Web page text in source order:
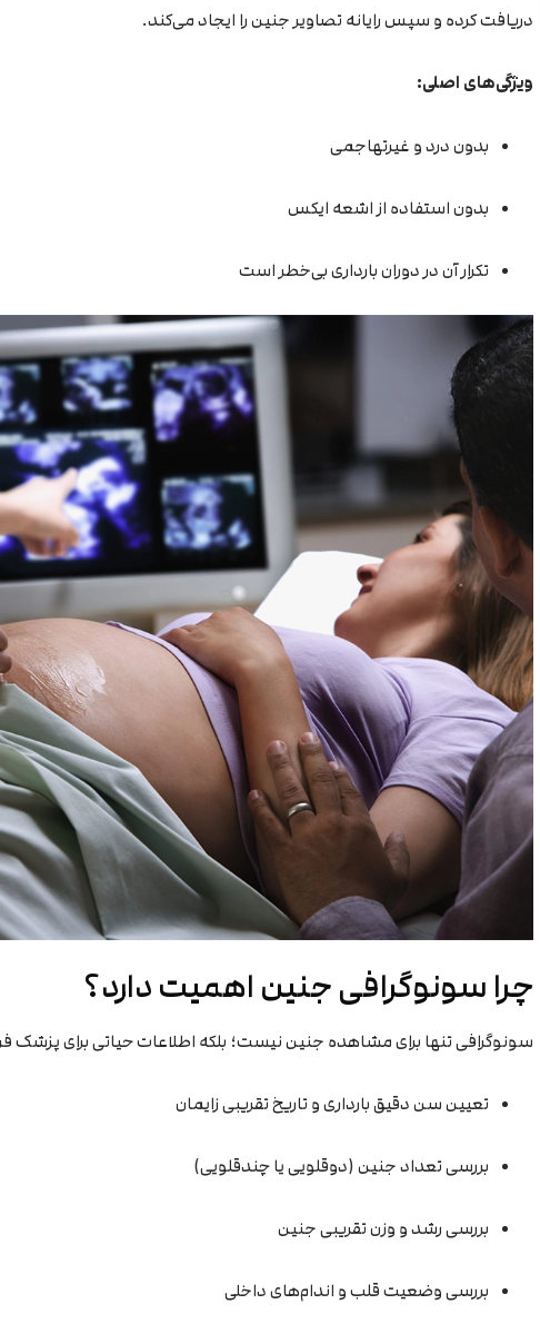
دریافت کرده و سپس رایانه تصاویر جنین را ایجاد می‌کند.
ویژگی‌های اصلی:
بدون درد و غیرتهاجمی
بدون استفاده از اشعه ایکس
تکرار آن در دوران بارداری بی‌خطر است
چرا سونوگرافی جنین اهمیت دارد؟
سونوگرافی تنها برای مشاهده جنین نیست؛ بلکه اطلاعات حیاتی برای پزشک
تعیین سن دقیق بارداری و تاریخ تقریبی زایمان
بررسی تعداد جنین (دوقلویی یا چندقلویی)
بررسی رشد و وزن تقریبی جنین
بررسی وضعیت قلب و اندام‌های داخلی